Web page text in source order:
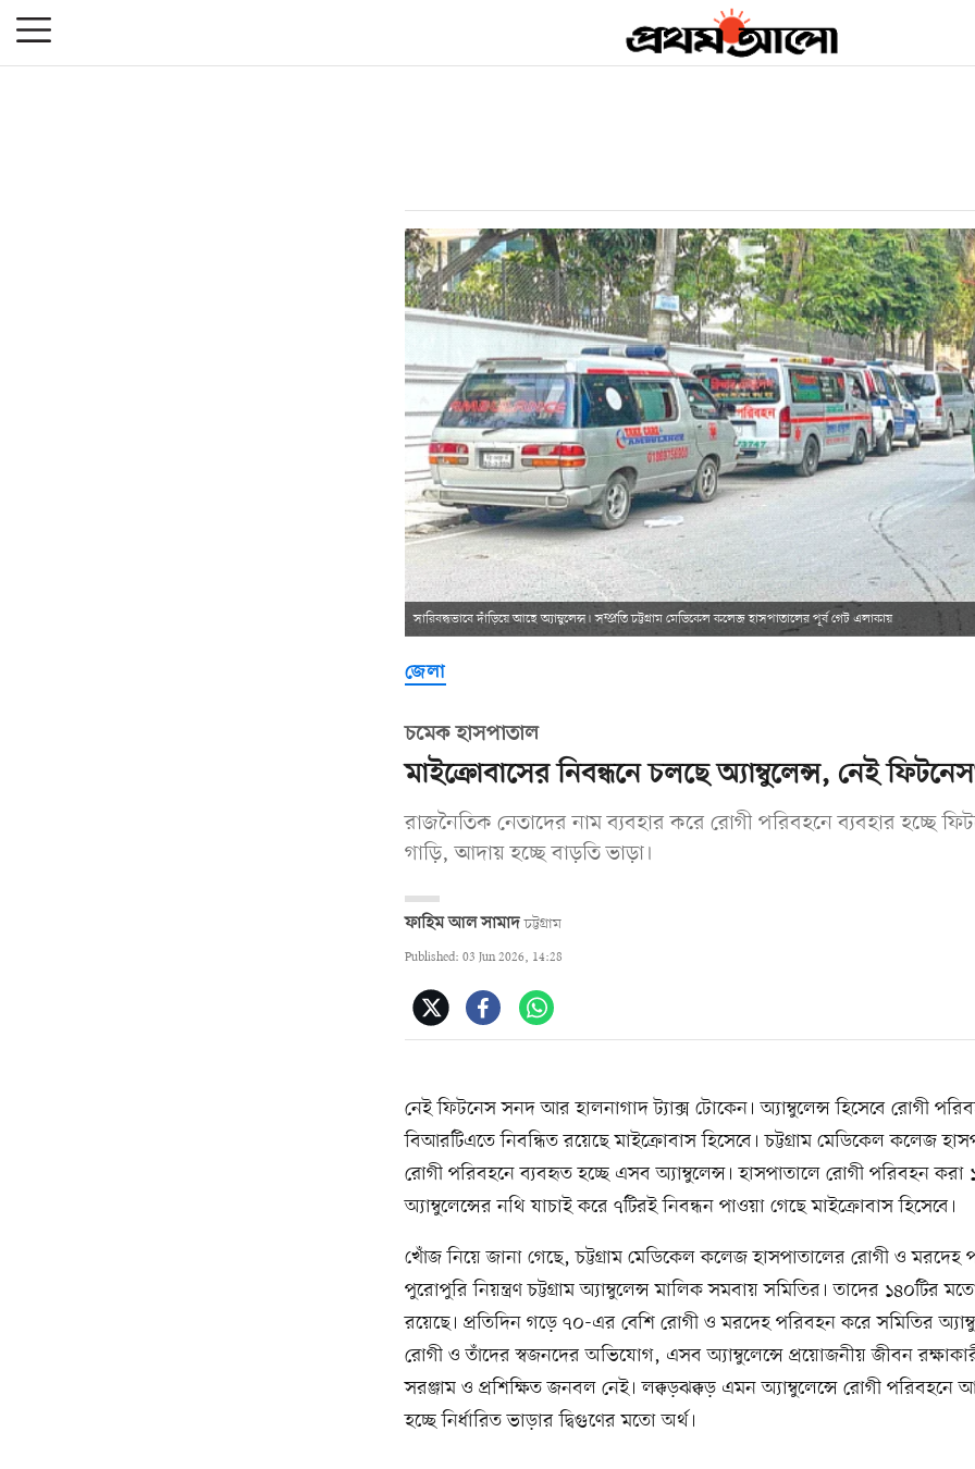
সারিবদ্ধভাবে দাঁড়িয়ে আছে অ্যাম্বুলেন্স। সম্প্রতি চট্টগ্রাম মেডিকেল কলেজ হাসপাতালের পূর্ব গেট এলাকায়
জেলা
চমেক হাসপাতাল
মাইক্রোবাসের নিবন্ধনে চলছে অ্যাম্বুলেন্স, নেই
রাজনৈতিক নেতাদের নাম ব্যবহার করে রোগী পরিবহনে ব্যবহার হচ্ছে
গাড়ি, আদায় হচ্ছে বাড়তি ভাড়া।
ফাহিম আল সামাদ চট্টগ্রাম
Published: 03 Jun 2026, 14:28
নেই ফিটনেস সনদ আর হালনাগাদ ট্যাক্স টোকেন। অ্যাম্বুলেন্স হিসেবে রোগী
বিআরটিএতে নিবন্ধিত রয়েছে মাইক্রোবাস হিসেবে। চট্টগ্রাম মেডিকেল কলেজ
রোগী পরিবহনে ব্যবহৃত হচ্ছে এসব অ্যাম্বুলেন্স। হাসপাতালে রোগী পরিবহন করা
অ্যাম্বুলেন্সের নথি যাচাই করে ৭টিরই নিবন্ধন পাওয়া গেছে মাইক্রোবাস হিসেবে।
খোঁজ নিয়ে জানা গেছে, চট্টগ্রাম মেডিকেল কলেজ হাসপাতালের রোগী ও মরদেহ
পুরোপুরি নিয়ন্ত্রণ চট্টগ্রাম অ্যাম্বুলেন্স মালিক সমবায় সমিতির। তাদের ১৪০টির
রয়েছে। প্রতিদিন গড়ে ৭০-এর বেশি রোগী ও মরদেহ পরিবহন করে সমিতির
রোগী ও তাঁদের স্বজনদের অভিযোগ, এসব অ্যাম্বুলেন্সে প্রয়োজনীয় জীবন
সরঞ্জাম ও প্রশিক্ষিত জনবল নেই। লক্কড়ঝক্কড় এমন অ্যাম্বুলেন্সে রোগী পরিবহনে
হচ্ছে নির্ধারিত ভাড়ার দ্বিগুণের মতো অর্থ।